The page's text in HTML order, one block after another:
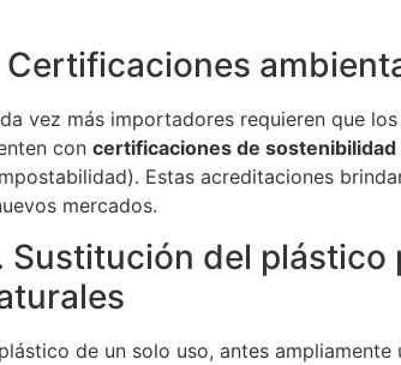
Certificaciones
vez más importadores requieren que
con certificaciones de sostenibilidad
Estas acreditaciones
mercados.
Sustitución del plástico
de un solo uso, antes ampliamente